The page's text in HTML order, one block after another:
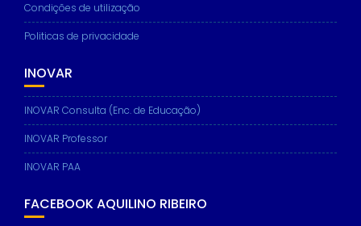
Condições de utilização
Politicas de privacidade
INOVAR
INOVAR Consulta (Enc. de Educação)
INOVAR Professor
INOVAR PAA
FACEBOOK AQUILINO RIBEIRO